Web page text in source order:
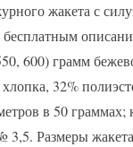
жакета с
600) грамм
32%
в 50
Размеры